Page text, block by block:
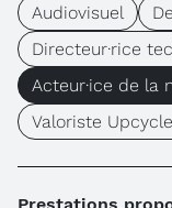
Audiovisuel
Directeur·rice
Acteur·ice de la
Valoriste
Prestations